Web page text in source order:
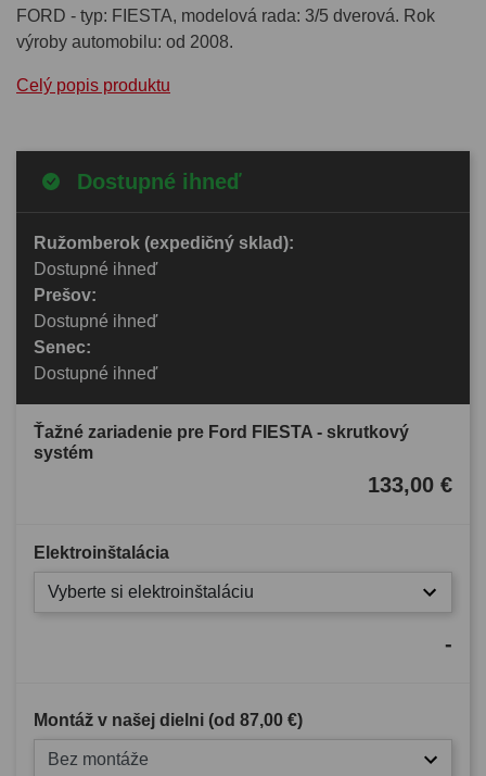
FORD - typ: FIESTA, modelová rada: 3/5 dverová. Rok
výroby automobilu: od 2008.
Celý popis produktu
Dostupné ihneď
Ružomberok (expedičný sklad):
Dostupné ihneď
Prešov:
Dostupné ihneď
Senec:
Dostupné ihneď
Ťažné zariadenie pre Ford FIESTA - skrutkový
systém
133,00 €
Elektroinštalácia
Vyberte si elektroinštaláciu
-
Montáž v našej dielni (od 87,00 €)
Bez montáže